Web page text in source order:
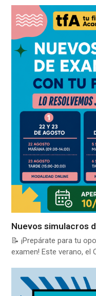
Nuevos simulacros
📝 ¡Prepárate para tu
examen! Este verano, el